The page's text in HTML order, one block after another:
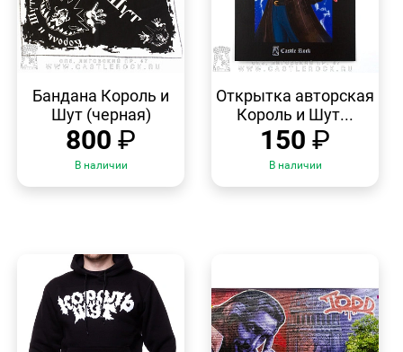
ПРОСМОТР
Бандана Король и
Шут (черная)
800 ₽
В наличии
Открытка авторская
Король и Шут...
150 ₽
В наличии